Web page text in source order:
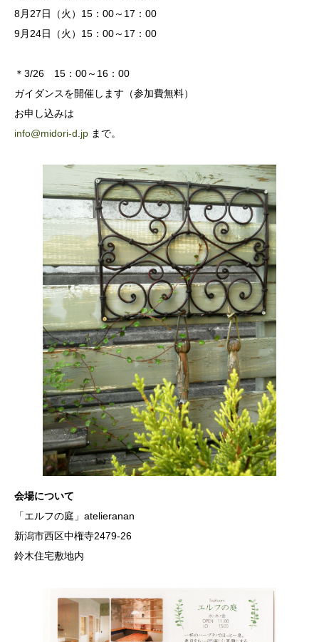
8月27日（火）15：00～17：00
9月24日（火）15：00～17：00
＊3/26 15：00～16：00
ガイダンスを開催します（参加費無料）
お申し込みは
info@midori-d.jp まで。
会場について
「エルフの庭」atelieranan
新潟市西区中権寺2479-26
鈴木住宅敷地内